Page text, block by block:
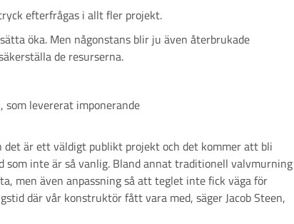
efterfrågas i allt fler projekt.
öka. Men någonstans blir ju även återbrukade
de resurserna.
levererat imponerande
är ett väldigt publikt projekt och det kommer att bli
inte är så vanlig. Bland annat traditionell valvmurning
men även anpassning så att teglet inte fick väga för
där vår konstruktör fått vara med, säger Jacob Steen,